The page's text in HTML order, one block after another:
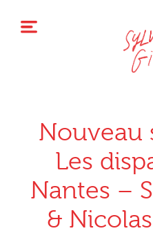
Nouveau
Les
Nantes –
&